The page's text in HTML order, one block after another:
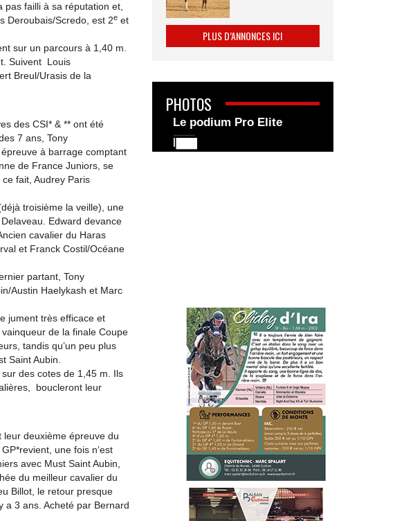
pas failli à sa réputation et,
Deroubais/Scredo, est 2e et
sur un parcours à 1,40 m.
Suivent Louis
Breul/Urasis de la
des CSI* & ** ont été
7 ans, Tony
à barrage comptant
de France Juniors, se
fait, Audrey Paris
troisième la veille), une
Edward devance
cavalier du Haras
et Franck Costil/Océane
partant, Tony
Austin Haelykash et Marc
jument très efficace et
de la finale Coupe
tandis qu’un peu plus
Saint Aubin.
des cotes de 1,45 m. Ils
boucleront leur
deuxième épreuve du
une fois n’est
avec Must Saint Aubin,
du meilleur cavalier du
Billot, le retour presque
a 3 ans. Acheté par Bernard
PLUS D’ANNONCES ICI
PHOTOS
Le podium Pro Elite